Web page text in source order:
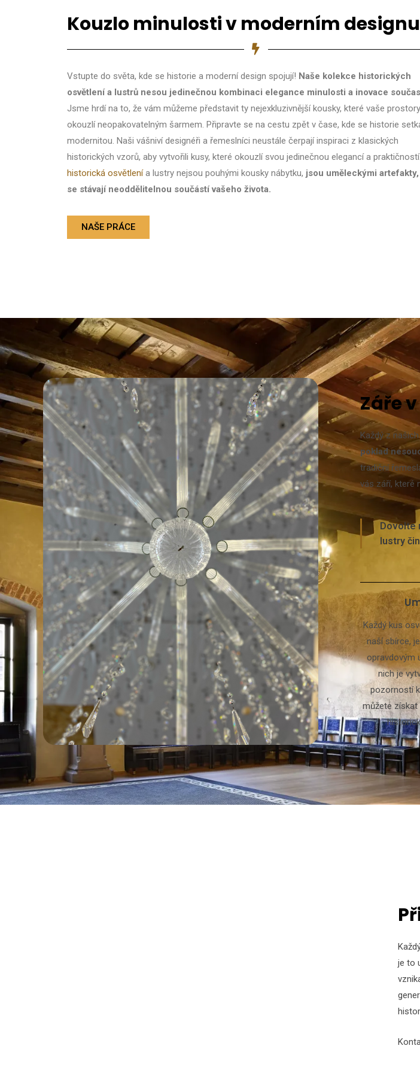
Kouzlo minulosti v moderním designu​
Vstupte do světa, kde se historie a moderní design spojují! Naše kolekce historických
osvětlení a lustrů nesou jedinečnou kombinaci elegance minulosti a inovace
Jsme hrdí na to, že vám můžeme představit ty nejexkluzivnější kousky, které vaše prostory
okouzlí neopakovatelným šarmem. Připravte se na cestu zpět v čase, kde se historie
modernitou. Naši vášniví designéři a řemeslníci neustále čerpají inspiraci z klasických
historických vzorů, aby vytvořili kusy, které okouzlí svou jedinečnou elegancí a
historická osvětlenía lustry nejsou pouhými kousky nábytku, jsou uměleckými
se stávají neoddělitelnou součástí vašeho života.
NAŠE PRÁCE
Záře
Každý z
poklad
tradiční
vás září, které
Dovolte
lustry
Každý kus
naší sbírce,
opravdovým
nich je
pozorností
můžete
je to